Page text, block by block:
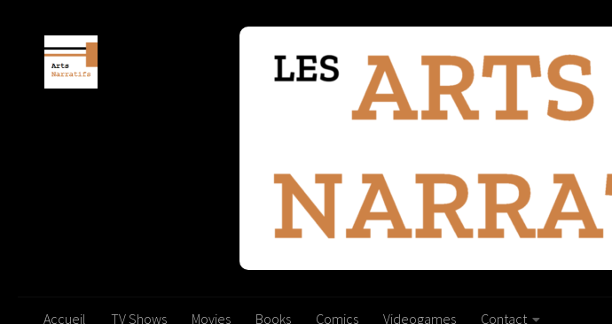
Accueil TV Shows Movies Books Comics Videogames Contact